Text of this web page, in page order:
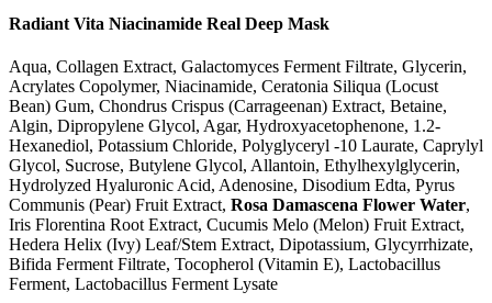
Radiant Vita Niacinamide Real Deep Mask
Aqua, Collagen Extract, Galactomyces Ferment Filtrate, Glycerin,
Acrylates Copolymer, Niacinamide, Ceratonia Siliqua (Locust
Bean) Gum, Chondrus Crispus (Carrageenan) Extract, Betaine,
Algin, Dipropylene Glycol, Agar, Hydroxyacetophenone, 1.2-
Hexanediol, Potassium Chloride, Polyglyceryl -10 Laurate, Caprylyl
Glycol, Sucrose, Butylene Glycol, Allantoin, Ethylhexylglycerin,
Hydrolyzed Hyaluronic Acid, Adenosine, Disodium Edta, Pyrus
Communis (Pear) Fruit Extract, Rosa Damascena Flower Water,
Iris Florentina Root Extract, Cucumis Melo (Melon) Fruit Extract,
Hedera Helix (Ivy) Leaf/Stem Extract, Dipotassium, Glycyrrhizate,
Bifida Ferment Filtrate, Tocopherol (Vitamin E), Lactobacillus
Ferment, Lactobacillus Ferment Lysate